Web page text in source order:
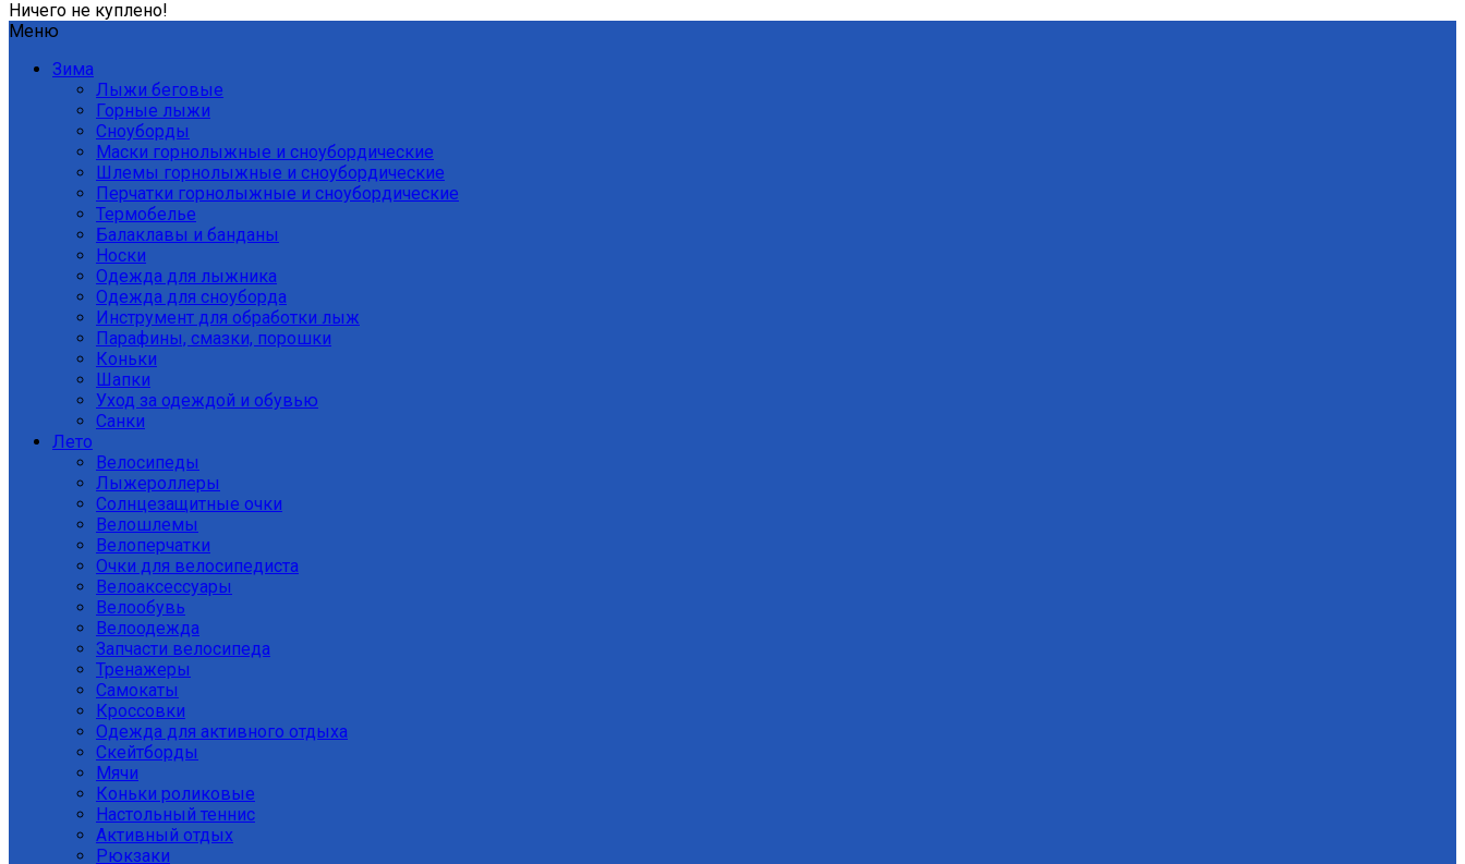
Ничего не куплено!
Меню
Зима
Лыжи беговые
Горные лыжи
Сноуборды
Маски горнолыжные и сноубордические
Шлемы горнолыжные и сноубордические
Перчатки горнолыжные и сноубордические
Термобелье
Балаклавы и банданы
Носки
Одежда для лыжника
Одежда для сноуборда
Инструмент для обработки лыж
Парафины, смазки, порошки
Коньки
Шапки
Уход за одеждой и обувью
Санки
Лето
Велосипеды
Лыжероллеры
Солнцезащитные очки
Велошлемы
Велоперчатки
Очки для велосипедиста
Велоаксессуары
Велообувь
Велоодежда
Запчасти велосипеда
Тренажеры
Самокаты
Кроссовки
Одежда для активного отдыха
Скейтборды
Мячи
Коньки роликовые
Настольный теннис
Активный отдых
Рюкзаки